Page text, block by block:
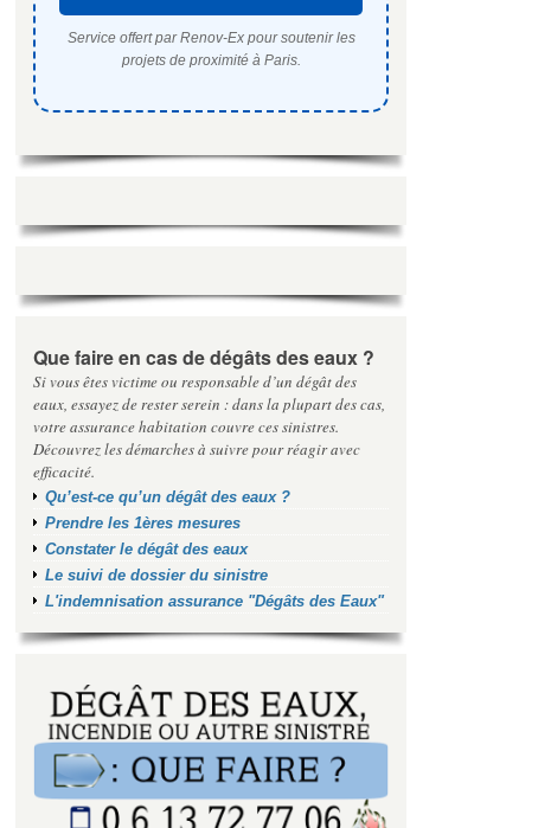
Service offert par Renov-Ex pour soutenir les
projets de proximité à Paris.
Que faire en cas de dégâts des eaux ?
Si vous êtes victime ou responsable d’un dégât des
eaux, essayez de rester serein : dans la plupart des cas,
votre assurance habitation couvre ces sinistres.
Découvrez les démarches à suivre pour réagir avec
efficacité.
Qu’est-ce qu’un dégât des eaux ?
Prendre les 1ères mesures
Constater le dégât des eaux
Le suivi de dossier du sinistre
L'indemnisation assurance "Dégâts des Eaux"